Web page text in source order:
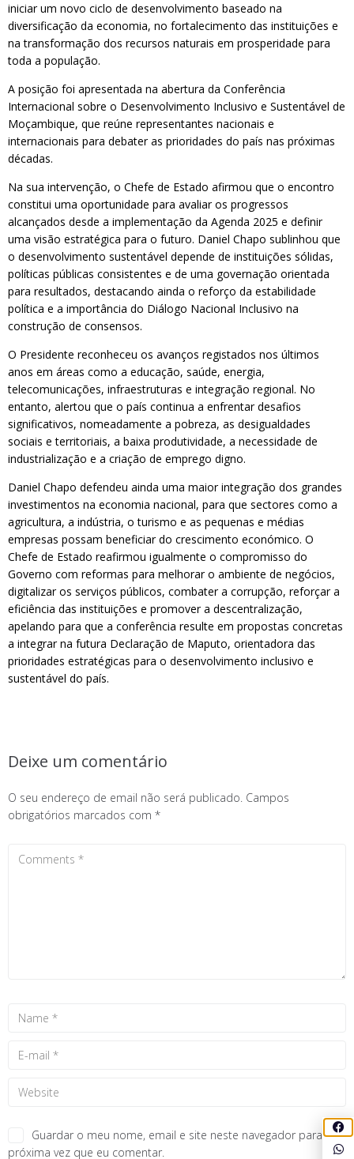
iniciar um novo ciclo de desenvolvimento baseado na
diversificação da economia, no fortalecimento das instituições e
na transformação dos recursos naturais em prosperidade para
toda a população.
A posição foi apresentada na abertura da Conferência
Internacional sobre o Desenvolvimento Inclusivo e Sustentável de
Moçambique, que reúne representantes nacionais e
internacionais para debater as prioridades do país nas próximas
décadas.
Na sua intervenção, o Chefe de Estado afirmou que o encontro
constitui uma oportunidade para avaliar os progressos
alcançados desde a implementação da Agenda 2025 e definir
uma visão estratégica para o futuro. Daniel Chapo sublinhou que
o desenvolvimento sustentável depende de instituições sólidas,
políticas públicas consistentes e de uma governação orientada
para resultados, destacando ainda o reforço da estabilidade
política e a importância do Diálogo Nacional Inclusivo na
construção de consensos.
O Presidente reconheceu os avanços registados nos últimos
anos em áreas como a educação, saúde, energia,
telecomunicações, infraestruturas e integração regional. No
entanto, alertou que o país continua a enfrentar desafios
significativos, nomeadamente a pobreza, as desigualdades
sociais e territoriais, a baixa produtividade, a necessidade de
industrialização e a criação de emprego digno.
Daniel Chapo defendeu ainda uma maior integração dos grandes
investimentos na economia nacional, para que sectores como a
agricultura, a indústria, o turismo e as pequenas e médias
empresas possam beneficiar do crescimento económico. O
Chefe de Estado reafirmou igualmente o compromisso do
Governo com reformas para melhorar o ambiente de negócios,
digitalizar os serviços públicos, combater a corrupção, reforçar a
eficiência das instituições e promover a descentralização,
apelando para que a conferência resulte em propostas concretas
a integrar na futura Declaração de Maputo, orientadora das
prioridades estratégicas para o desenvolvimento inclusivo e
sustentável do país.
Deixe um comentário
O seu endereço de email não será publicado. Campos
obrigatórios marcados com *
Guardar o meu nome, email e site neste navegador para a
próxima vez que eu comentar.